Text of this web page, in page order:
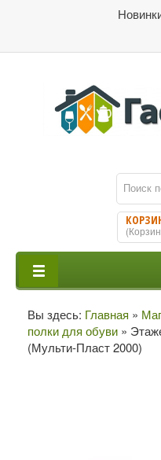
(
Вы здесь: Главная »
полки для обуви »
(Мульти-Пласт 2000)